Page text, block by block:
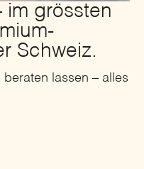
grössten
Schweiz.
lassen – alles